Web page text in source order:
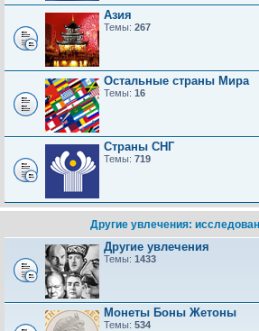
Азия
Темы: 267
Остальные страны Мира
Темы: 16
Страны СНГ
Темы: 719
Другие увлечения:
Другие увлечения
Темы: 1433
Монеты Боны Жетоны
Темы: 534